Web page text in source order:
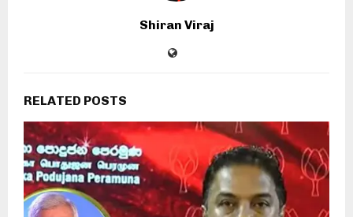
Shiran Viraj
RELATED POSTS